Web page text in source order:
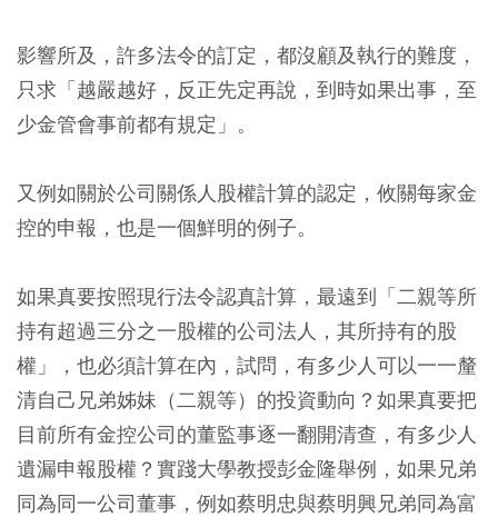
影響所及，許多法令的訂定，都沒顧及執行的難度，
只求「越嚴越好，反正先定再說，到時如果出事，至
少金管會事前都有規定」。
又例如關於公司關係人股權計算的認定，攸關每家金
控的申報，也是一個鮮明的例子。
如果真要按照現行法令認真計算，最遠到「二親等所
持有超過三分之一股權的公司法人，其所持有的股
權」，也必須計算在內，試問，有多少人可以一一釐
清自己兄弟姊妹（二親等）的投資動向？如果真要把
目前所有金控公司的董監事逐一翻開清查，有多少人
遺漏申報股權？實踐大學教授彭金隆舉例，如果兄弟
同為同一公司董事，例如蔡明忠與蔡明興兄弟同為富